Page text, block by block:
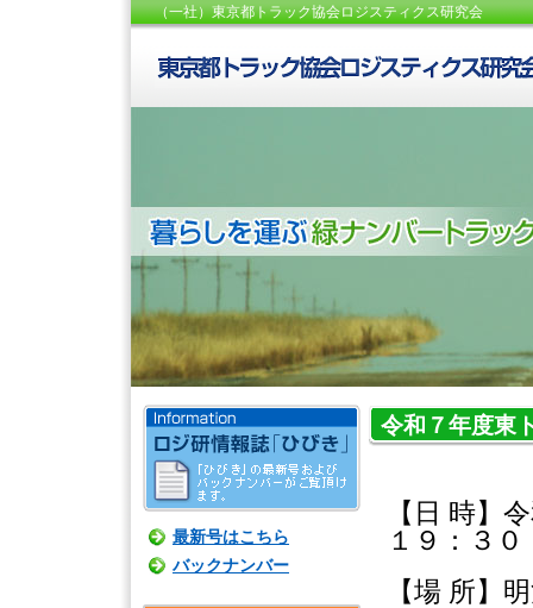
（一社）東京都トラック協会ロジスティクス研究会
令和７年度東
【日 時】
１９：３０
【場 所】
最新号はこちら
バックナンバー